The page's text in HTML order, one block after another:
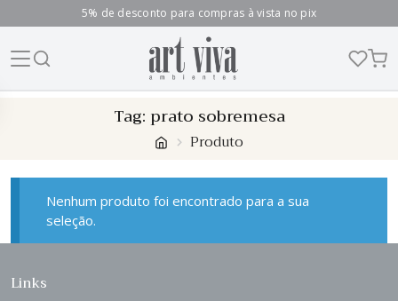
5% de desconto para compras à vista no pix
Tag: prato sobremesa
Produto
Nenhum produto foi encontrado para a sua
seleção.
Links